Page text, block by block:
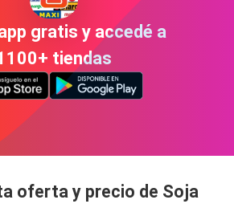
gratis y accedé a
tiendas
oferta y precio de Soja